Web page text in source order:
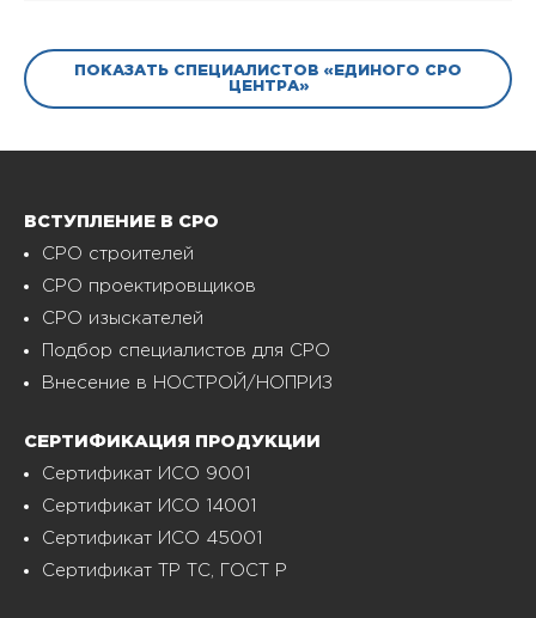
ПОКАЗАТЬ СПЕЦИАЛИСТОВ «ЕДИНОГО СРО
ЦЕНТРА»
ВСТУПЛЕНИЕ В СРО
СРО строителей
СРО проектировщиков
СРО изыскателей
Подбор специалистов для СРО
Внесение в НОСТРОЙ/НОПРИЗ
СЕРТИФИКАЦИЯ ПРОДУКЦИИ
Сертификат ИСО 9001
Сертификат ИСО 14001
Сертификат ИСО 45001
Сертификат ТР ТС, ГОСТ Р